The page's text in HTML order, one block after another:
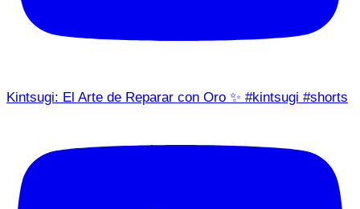
Kintsugi: El Arte de Reparar con Oro ✨ #kintsugi #shorts